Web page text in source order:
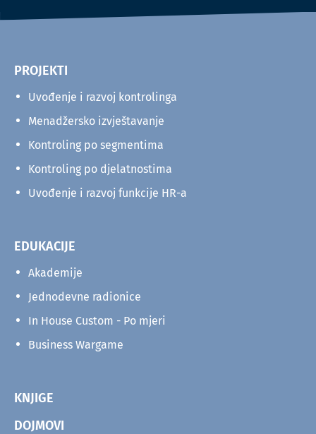
PROJEKTI
Uvođenje i razvoj kontrolinga
Menadžersko izvještavanje
Kontroling po segmentima
Kontroling po djelatnostima
Uvođenje i razvoj funkcije HR-a
EDUKACIJE
Akademije
Jednodevne radionice
In House Custom - Po mjeri
Business Wargame
KNJIGE
DOJMOVI